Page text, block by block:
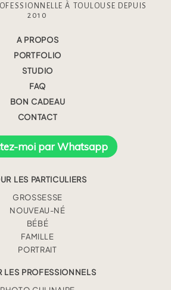
À TOULOUSE DEPUIS
2010
A PROPOS
PORTFOLIO
STUDIO
FAQ
BON CADEAU
CONTACT
moi par Whatsapp
LES PARTICULIERS
GROSSESSE
NOUVEAU-NÉ
BÉBÉ
FAMILLE
PORTRAIT
LES PROFESSIONNELS